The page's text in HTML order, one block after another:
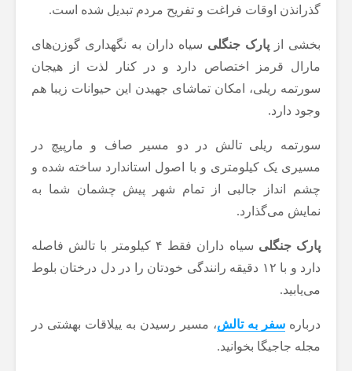
گذرانذن اوقات فراغت و تفریح مردم تبدیل شده است.
بخشی از پارک جنگلی سیاه داران به نگهداری گوزن‌های
مارال قرمز اختصاص دارد و در کنار لذت از هیجان
سورتمه ریلی، امکان تماشای جهیدن این حیوانات زیبا هم
وجود دارد.
سورتمه ریلی تالش در دو مسیر صاف و مارپیچ در
مسیری یک کیلومتری و با اصول استاندارد ساخته شده و
چشم انداز جالبی از تمام شهر پیش چشمان شما به
نمایش می‌گذارد.
پارک جنگلی سیاه داران فقط ۴ کیلومتر با
تالش فاصله
دارد و با ۱۲ دقیقه رانندگی خودتان را در دل درختان بلوط
می‌یابید.
درباره سفر به تالش، مسیر رسیدن به ییلاقات بهشتی در
مجله جاجیگا بخوانید.